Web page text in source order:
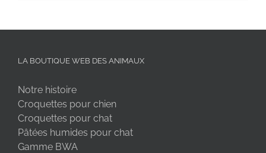
LA BOUTIQUE WEB DES ANIMAUX
Notre histoire
Croquettes pour chien
Croquettes pour chat
Pâtées humides pour chat
Gamme BWA